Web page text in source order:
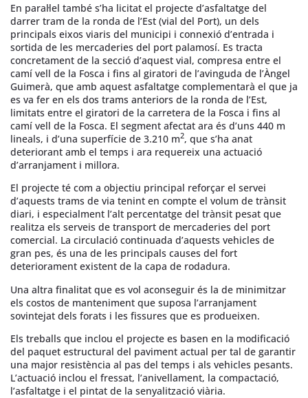
En paral·lel també s’ha licitat el projecte d’asfaltatge del
darrer tram de la ronda de l’Est (vial del Port), un dels
principals eixos viaris del municipi i connexió d’entrada i
sortida de les mercaderies del port palamosí. Es tracta
concretament de la secció d’aquest vial, compresa entre el
camí vell de la Fosca i fins al giratori de l’avinguda de l’Àngel
Guimerà, que amb aquest asfaltatge complementarà el que ja
es va fer en els dos trams anteriors de la ronda de l’Est,
limitats entre el giratori de la carretera de la Fosca i fins al
camí vell de la Fosca. El segment afectat ara és d’uns 440 m
lineals, i d’una superfície de 3.210 m2, que s’ha anat
deteriorant amb el temps i ara requereix una actuació
d’arranjament i millora.
El projecte té com a objectiu principal reforçar el servei
d’aquests trams de via tenint en compte el volum de trànsit
diari, i especialment l’alt percentatge del trànsit pesat que
realitza els serveis de transport de mercaderies del port
comercial. La circulació continuada d’aquests vehicles de
gran pes, és una de les principals causes del fort
deteriorament existent de la capa de rodadura.
Una altra finalitat que es vol aconseguir és la de minimitzar
els costos de manteniment que suposa l’arranjament
sovintejat dels forats i les fissures que es produeixen.
Els treballs que inclou el projecte es basen en la modificació
del paquet estructural del paviment actual per tal de garantir
una major resistència al pas del temps i als vehicles pesants.
L’actuació inclou el fressat, l’anivellament, la compactació,
l’asfaltatge i el pintat de la senyalització viària.